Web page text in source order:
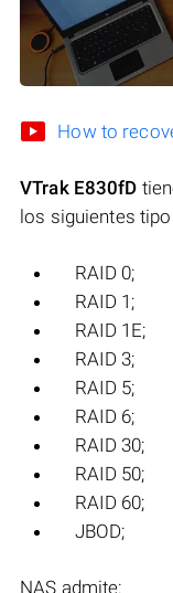
How to
VTrak E830fD
los siguientes
RAID 0;
RAID 1;
RAID 1E;
RAID 3;
RAID 5;
RAID 6;
RAID 30;
RAID 50;
RAID 60;
JBOD;
NAS admite: